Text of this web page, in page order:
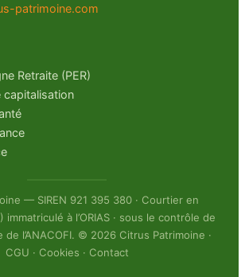
patrimoine.com
Retraite (PER)
capitalisation
— SIREN 921 395 380 · Courtier en
immatriculé à l’ORIAS · sous le contrôle de
de l’ANACOFI. © 2026 Citrus Patrimoine ·
CGU · Cookies · Contact